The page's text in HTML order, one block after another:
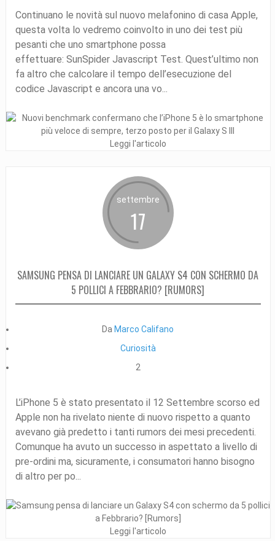
Continuano le novità sul nuovo melafonino di casa Apple,
questa volta lo vedremo coinvolto in uno dei test più
pesanti che uno smartphone possa
effettuare: SunSpider Javascript Test. Quest’ultimo non
fa altro che calcolare il tempo dell’esecuzione del
codice Javascript e ancora una vo...
Leggi l'articolo
settembre
17
SAMSUNG PENSA DI LANCIARE UN GALAXY S4 CON SCHERMO DA
5 POLLICI A FEBBRARIO? [RUMORS]
Da Marco Califano
Curiosità
2
L’iPhone 5 è stato presentato il 12 Settembre scorso ed
Apple non ha rivelato niente di nuovo rispetto a quanto
avevano già predetto i tanti rumors dei mesi precedenti.
Comunque ha avuto un successo in aspettato a livello di
pre-ordini ma, sicuramente, i consumatori hanno bisogno
di altro per po...
Leggi l'articolo